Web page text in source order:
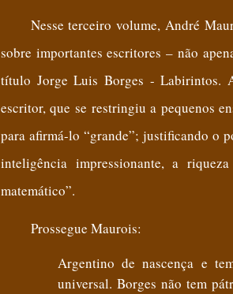
Nesse terceiro volume, André
sobre importantes escritores – não
título Jorge Luis Borges - Labirintos.
escritor, que se restringiu a pequenos
para afirmá-lo “grande”; justificando o
inteligência impressionante, a
matemático”.
Prossegue Maurois:
Argentino de nascença e
universal. Borges não tem